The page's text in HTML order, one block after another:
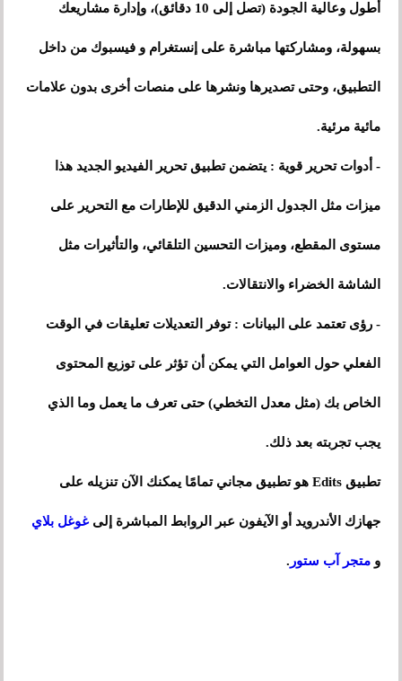
أطول وعالية الجودة (تصل إلى 10 دقائق)، وإدارة مشاريعك
بسهولة، ومشاركتها مباشرة على إنستغرام و فيسبوك من داخل
التطبيق، وحتى تصديرها ونشرها على منصات أخرى بدون علامات
مائية مرئية.
- أدوات تحرير قوية : يتضمن تطبيق تحرير الفيديو الجديد هذا
ميزات مثل الجدول الزمني الدقيق للإطارات مع التحرير على
مستوى المقطع، وميزات التحسين التلقائي، والتأثيرات مثل
الشاشة الخضراء والانتقالات.
- رؤى تعتمد على البيانات : توفر التعديلات تعليقات في الوقت
الفعلي حول العوامل التي يمكن أن تؤثر على توزيع المحتوى
الخاص بك (مثل معدل التخطي) حتى تعرف ما يعمل وما الذي
يجب تجربته بعد ذلك.
تطبيق Edits هو تطبيق مجاني تمامًا يمكنك الآن تنزيله على
جهازك الأندرويد أو الآيفون عبر الروابط المباشرة إلىغوغل بلاي
ومتجر آب ستور .